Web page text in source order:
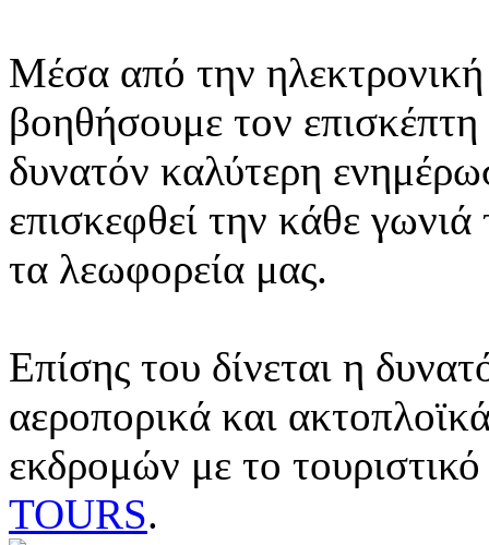
Μέσα από την ηλεκτρονική
βοηθήσουμε τον
δυνατόν καλύτερη
επισκεφθεί την κάθε
τα λεωφορεία μας.
Επίσης του δίνεται η
αεροπορικά και
εκδρομών με το
TOURS.